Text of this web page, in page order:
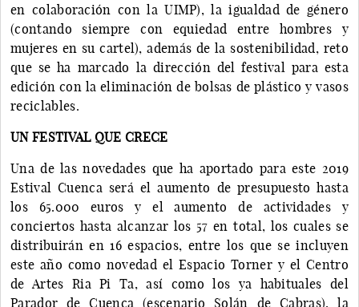
en colaboración con la UIMP), la igualdad de género
(contando siempre con equiedad entre hombres y
mujeres en su cartel), además de la sostenibilidad, reto
que se ha marcado la dirección del festival para esta
edición con la eliminación de bolsas de plástico y vasos
reciclables.
UN FESTIVAL QUE CRECE
Una de las novedades que ha aportado para este 2019
Estival Cuenca será el aumento de presupuesto hasta
los 65.000 euros y el aumento de actividades y
conciertos hasta alcanzar los 57 en total, los cuales se
distribuirán en 16 espacios, entre los que se incluyen
este año como novedad el Espacio Torner y el Centro
de Artes Ria Pi Ta, así como los ya habituales del
Parador de Cuenca (escenario Solán de Cabras), la